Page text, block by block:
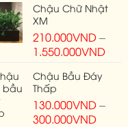
Chậu Chữ Nhật
XM
210.000VND–
1.550.000VND
Chậu Bầu Đáy
Thấp
130.000VND–
300.000VND